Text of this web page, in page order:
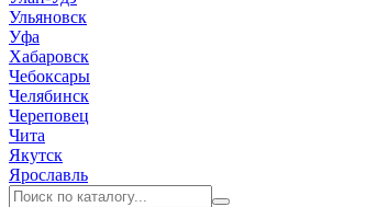
Ульяновск
Уфа
Хабаровск
Чебоксары
Челябинск
Череповец
Чита
Якутск
Ярославль